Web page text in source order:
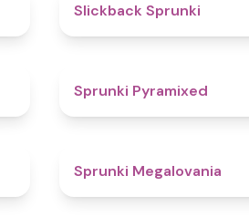
Slickback Sprunki
Sprunki Pyramixed
Sprunki Megalovania